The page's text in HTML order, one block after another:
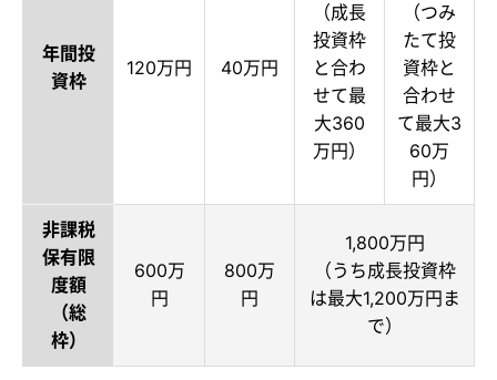
年間投
資枠
120万円 40万円
（成長
投資枠
と合わ
せて最
大360
万円）
（つみ
たて投
資枠と
合わせ
て最大3
60万
円）
非課税
保有限
度額
（総
枠）
600万
円
800万
円
1,800万円
（うち成長投資枠
は最大1,200万円ま
で）